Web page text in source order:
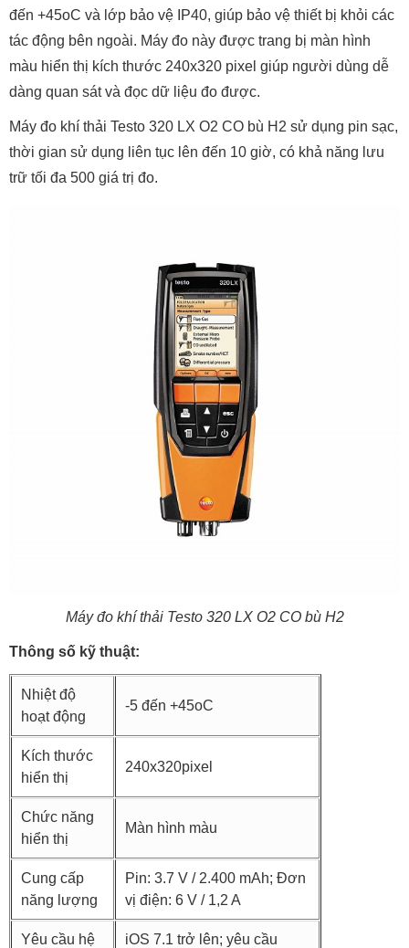
đến +45oC và lớp bảo vệ IP40, giúp bảo vệ thiết bị khỏi các
tác động bên ngoài. Máy đo này được trang bị màn hình
màu hiển thị kích thước 240x320 pixel giúp người dùng dễ
dàng quan sát và đọc dữ liệu đo được.
Máy đo khí thải Testo 320 LX O2 CO bù H2 sử dụng pin sạc,
thời gian sử dụng liên tục lên đến 10 giờ, có khả năng lưu
trữ tối đa 500 giá trị đo.
Máy đo khí thải Testo 320 LX O2 CO bù H2
Thông số kỹ thuật:
Nhiệt độ
hoạt động
-5 đến +45oC
Kích thước
hiển thị
240x320pixel
Chức năng
hiển thị
Màn hình màu
Cung cấp
năng lượng
Pin: 3.7 V / 2.400 mAh; Đơn
vị điện: 6 V / 1,2 A
Yêu cầu hệ iOS 7.1 trở lên; yêu cầu